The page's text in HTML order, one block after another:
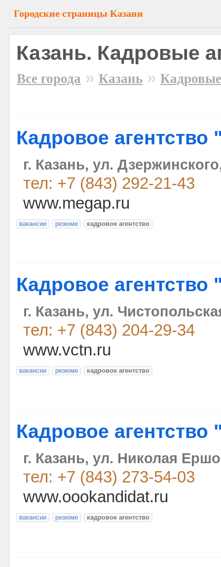
Городские страницы Казани
Казань. Кадровые
Все города » Казань »
Кадровое агентство
г. Казань, ул.
тел: +7 (843) 292-21-43
www.megap.ru
вакансии резюме кадровое агентство
Кадровое агентство
г. Казань, ул.
тел: +7 (843) 204-29-34
www.vctn.ru
вакансии резюме кадровое агентство
Кадровое агентство
г. Казань, ул. Николая
тел: +7 (843) 273-54-03
www.oookandidat.ru
вакансии резюме кадровое агентство